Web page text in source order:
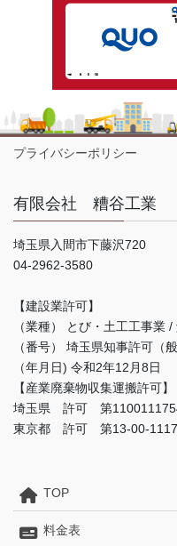
プライバシーポリシー
有限会社 糟谷工業
埼玉県入間市下藤沢720
04-2962-3580
【建設業許可】
（業種） とび・土工工事業
（番号） 埼玉県知事許可（
（年月日) 令和2年12月8日
【産業廃棄物収集運搬許可】
埼玉県 許可 第1100111754
東京都 許可 第13-00-
TOP
料金表